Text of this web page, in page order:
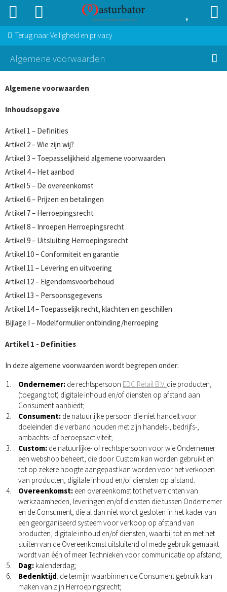
Terug naarVeiligheid en privacy
Algemene voorwaarden
Algemene voorwaarden
Inhoudsopgave
Artikel 1 – Definities
Artikel 2 – Wie zijn wij?
Artikel 3 – Toepasselijkheid algemene voorwaarden
Artikel 4 – Het aanbod
Artikel 5 – De overeenkomst
Artikel 6 – Prijzen en betalingen
Artikel 7 – Herroepingsrecht
Artikel 8 – Inroepen Herroepingsrecht
Artikel 9 – Uitsluiting Herroepingsrecht
Artikel 10 – Conformiteit en garantie
Artikel 11 – Levering en uitvoering
Artikel 12 – Eigendomsvoorbehoud
Artikel 13 – Persoonsgegevens
Artikel 14 – Toepasselijk recht, klachten en geschillen
Bijlage I – Modelformulier ontbinding/herroeping
Artikel 1 - Definities
In deze algemene voorwaarden wordt begrepen onder:
Ondernemer: de rechtspersoon EDC Retail B.V. die producten,
(toegang tot) digitale inhoud en/of diensten op afstand aan
Consument aanbiedt;
Consument: de natuurlijke persoon die niet handelt voor
doeleinden die verband houden met zijn handels-, bedrijfs-,
ambachts- of beroepsactiviteit;
Custom: de natuurlijke- of rechtspersoon voor wie Ondernemer
een webshop beheert, die door Custom kan worden gebruikt en
tot op zekere hoogte aangepast kan worden voor het verkopen
van producten, digitale inhoud en/of diensten op afstand.
Overeenkomst: een overeenkomst tot het verrichten van
werkzaamheden, leveringen en/of diensten die tussen Ondernemer
en de Consument, die al dan niet wordt gesloten in het kader van
een georganiseerd systeem voor verkoop op afstand van
producten, digitale inhoud en/of diensten, waarbij tot en met het
sluiten van de Overeenkomst uitsluitend of mede gebruik gemaakt
wordt van één of meer Technieken voor communicatie op afstand;
Dag: kalenderdag;
Bedenktijd: de termijn waarbinnen de Consument gebruik kan
maken van zijn Herroepingsrecht;